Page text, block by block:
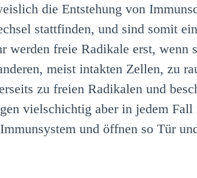
die Entstehung von
stattfinden, und sind somit
werden freie Radikale erst,
meist intakten Zellen, zu
zu freien Radikalen und
vielschichtig aber in jedem
und öffnen so Tür